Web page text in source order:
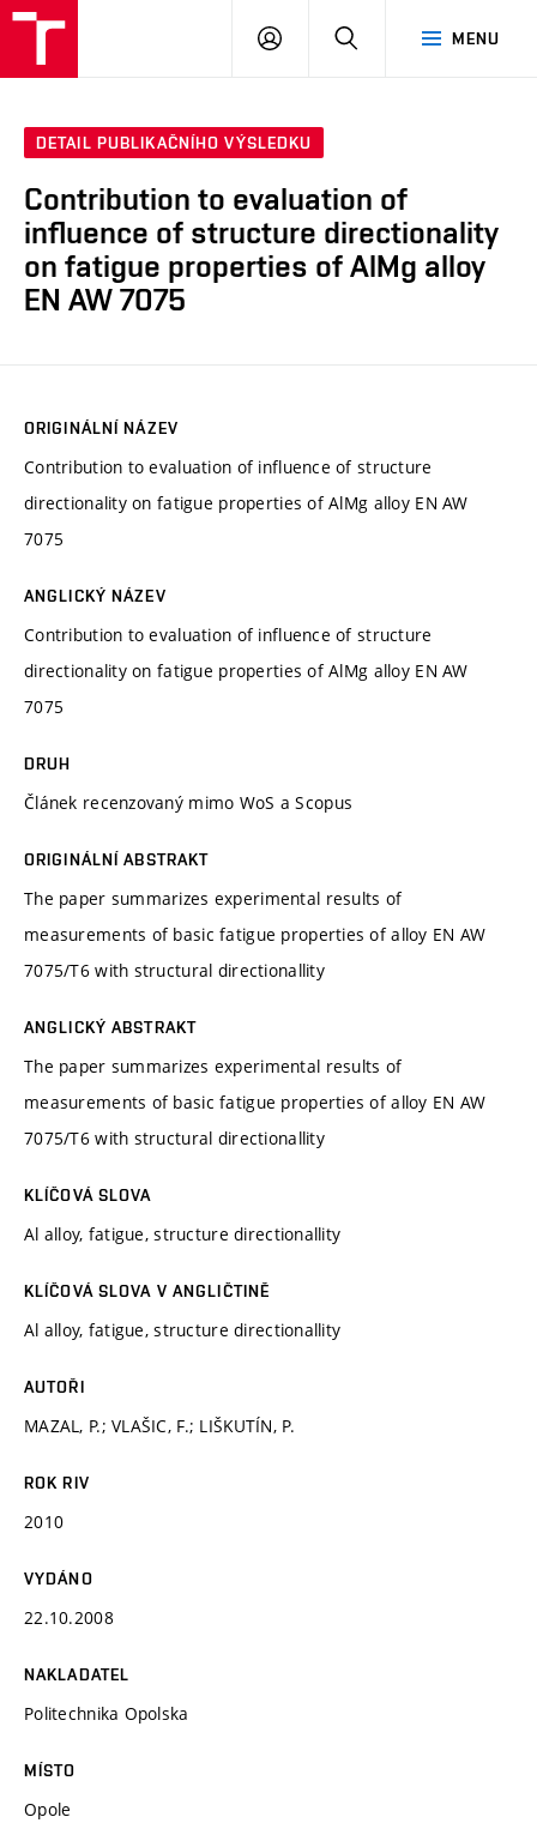
MENU
PŘIHLÁSIT
DETAIL PUBLIKAČNÍHO VÝSLEDKU
Contribution to evaluation of
influence of structure directionality
on fatigue properties of AlMg alloy
EN AW 7075
ORIGINÁLNÍ NÁZEV
Contribution to evaluation of influence of structure
directionality on fatigue properties of AlMg alloy EN AW
7075
ANGLICKÝ NÁZEV
Contribution to evaluation of influence of structure
directionality on fatigue properties of AlMg alloy EN AW
7075
DRUH
Článek recenzovaný mimo WoS a Scopus
ORIGINÁLNÍ ABSTRAKT
The paper summarizes experimental results of
measurements of basic fatigue properties of alloy EN AW
7075/T6 with structural directionallity
ANGLICKÝ ABSTRAKT
The paper summarizes experimental results of
measurements of basic fatigue properties of alloy EN AW
7075/T6 with structural directionallity
KLÍČOVÁ SLOVA
Al alloy, fatigue, structure directionallity
KLÍČOVÁ SLOVA V ANGLIČTINĚ
Al alloy, fatigue, structure directionallity
AUTOŘI
MAZAL, P.; VLAŠIC, F.; LIŠKUTÍN, P.
ROK RIV
2010
VYDÁNO
22.10.2008
NAKLADATEL
Politechnika Opolska
MÍSTO
Opole